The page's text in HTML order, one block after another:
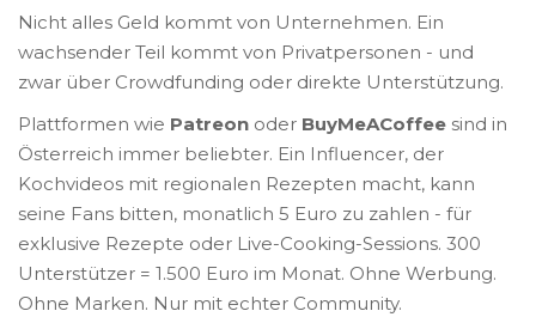
Nicht alles Geld kommt von Unternehmen. Ein
wachsender Teil kommt von Privatpersonen - und
zwar über Crowdfunding oder direkte Unterstützung.
Plattformen wie Patreon oder BuyMeACoffee sind in
Österreich immer beliebter. Ein Influencer, der
Kochvideos mit regionalen Rezepten macht, kann
seine Fans bitten, monatlich 5 Euro zu zahlen - für
exklusive Rezepte oder Live-Cooking-Sessions. 300
Unterstützer = 1.500 Euro im Monat. Ohne Werbung.
Ohne Marken. Nur mit echter Community.